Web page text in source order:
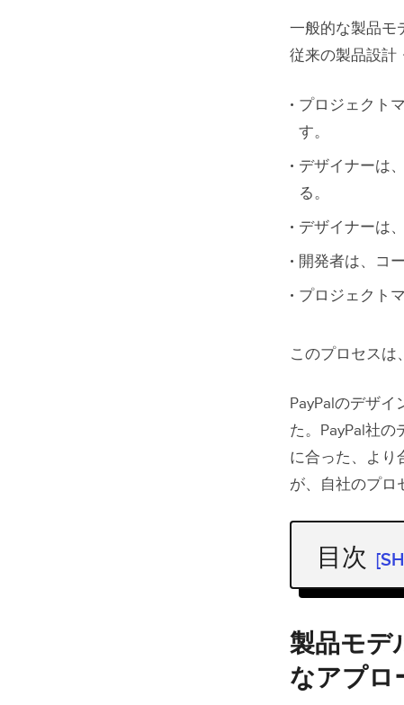
一般的な製品モ
従来の製品設計
プロジェクト
す。
デザイナーは
る。
デザイナーは
開発者は、コ
プロジェクト
このプロセスは
PayPalのデザ
た。PayPal社
に合った、より
が、自社のプロ
目次
製品モデ
移行する
プロダク
製品モデ
なアプロ